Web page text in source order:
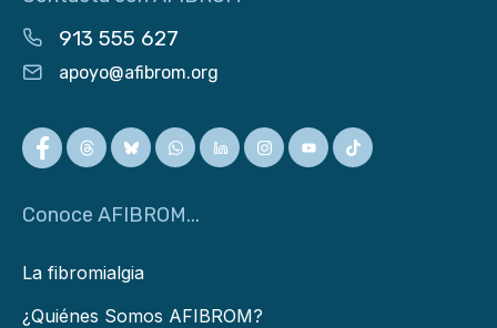
913 555 627
apoyo@afibrom.org
Conoce AFIBROM...
La fibromialgia
¿Quiénes Somos AFIBROM?